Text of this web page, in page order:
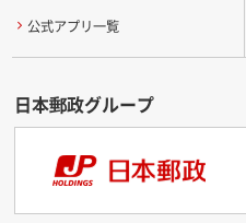
公式アプリ一覧